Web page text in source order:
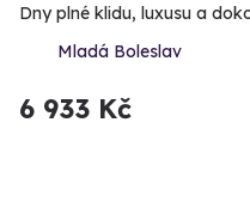
Dny plné klidu, luxusu a
Mladá Boleslav
6 933 Kč